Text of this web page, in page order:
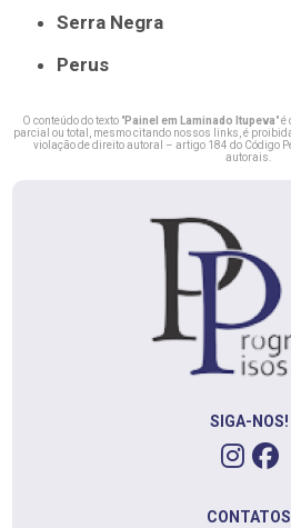
Serra Negra
Perus
O conteúdo do texto "Painel em Laminado Itupeva"
parcial ou total, mesmo citando nossos links, é
violação de direito autoral – artigo 184 do Código
autorais
SIGA-NOS!
CONTATOS